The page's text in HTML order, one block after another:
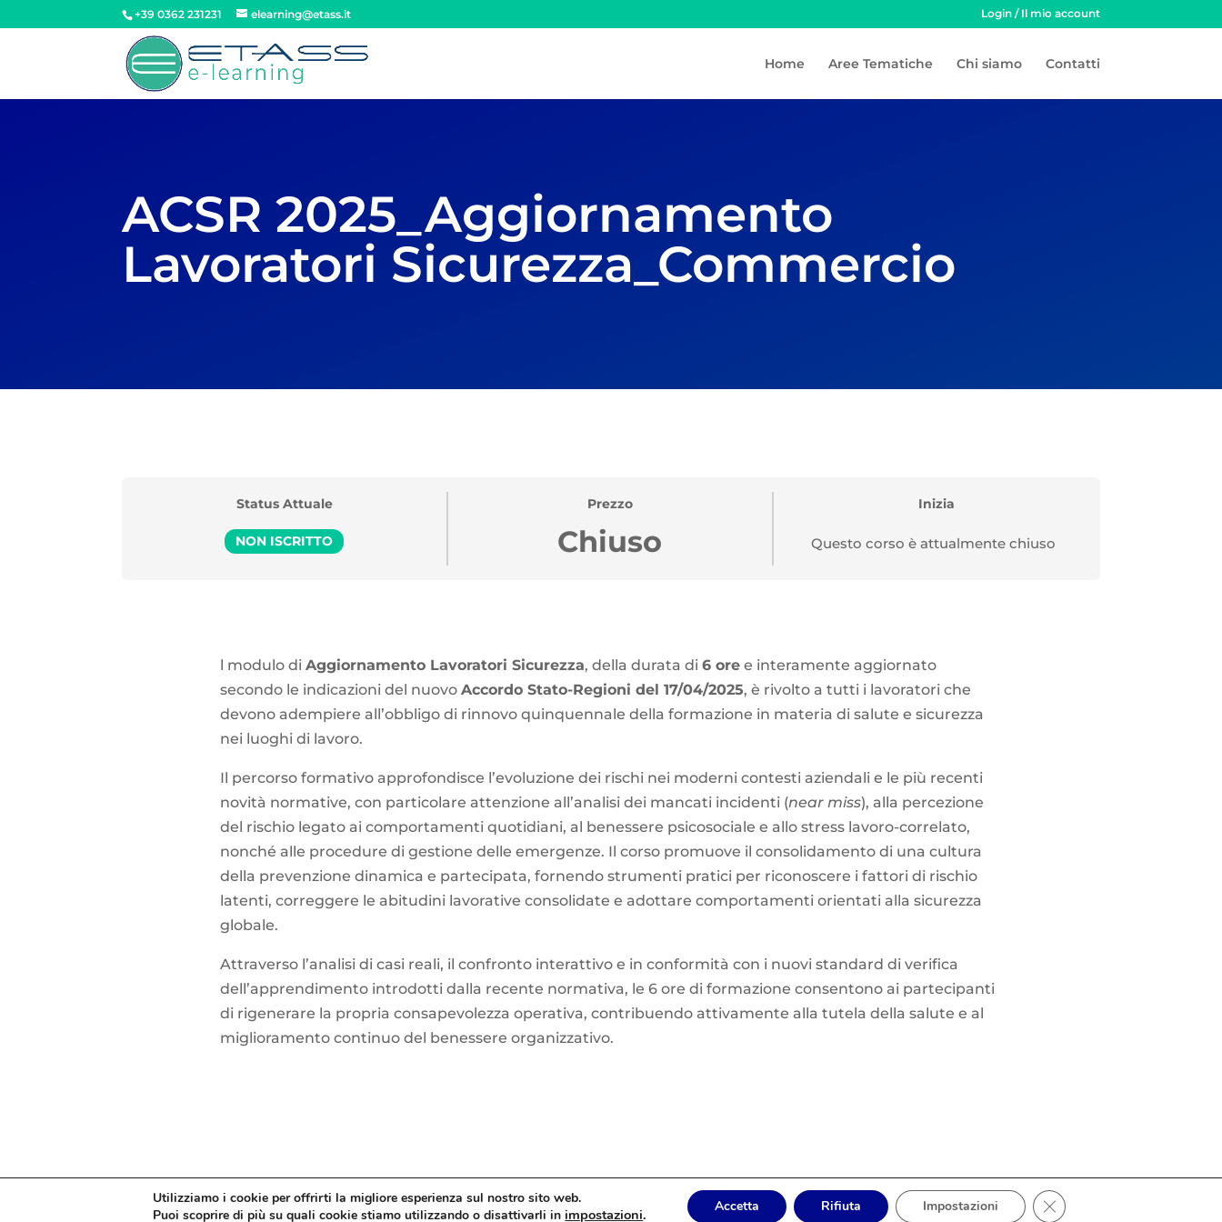
+39 0362 231231 elearning@etass.it Login / Il mio account
Home Aree Tematiche Chi siamo Contatti
ACSR 2025_Aggiornamento
Lavoratori Sicurezza_Commercio
Status Attuale
NON ISCRITTO
Prezzo
Chiuso
Inizia
Questo corso è attualmente chiuso
l modulo di Aggiornamento Lavoratori Sicurezza, della durata di 6 oree interamente aggiornato
secondo le indicazioni del nuovo Accordo Stato-Regioni del 17/04/2025, è rivolto a tutti i lavoratori che
devono adempiere all’obbligo di rinnovo quinquennale della formazione in materia di salute e sicurezza
nei luoghi di lavoro.
Il percorso formativo approfondisce l’evoluzione dei rischi nei moderni contesti aziendali e le più recenti
novità normative, con particolare attenzione all’analisi dei mancati incidenti (near miss), alla percezione
del rischio legato ai comportamenti quotidiani, al benessere psicosociale e allo stress lavoro-correlato,
nonché alle procedure di gestione delle emergenze. Il corso promuove il consolidamento di una cultura
della prevenzione dinamica e partecipata, fornendo strumenti pratici per riconoscere i fattori di rischio
latenti, correggere le abitudini lavorative consolidate e adottare comportamenti orientati alla sicurezza
globale.
Attraverso l’analisi di casi reali, il confronto interattivo e in conformità con i nuovi standard di verifica
dell’apprendimento introdotti dalla recente normativa, le 6 ore di formazione consentono ai partecipanti
di rigenerare la propria consapevolezza operativa, contribuendo attivamente alla tutela della salute e al
miglioramento continuo del benessere organizzativo.
Copyright 2022 | ETAss Srl - Via Augusto Mariani, 10 – 20831 Seregno (MB) | P.IVA: 06157200962 | Privacye Cookie Policy
Utilizziamo i cookie per offrirti la migliore esperienza sul nostro sito web.
Puoi scoprire di più su quali cookie stiamo utilizzando o disattivarli in impostazioni. Accetta Rifiuta Impostazioni Close GDPR Cookie Banner